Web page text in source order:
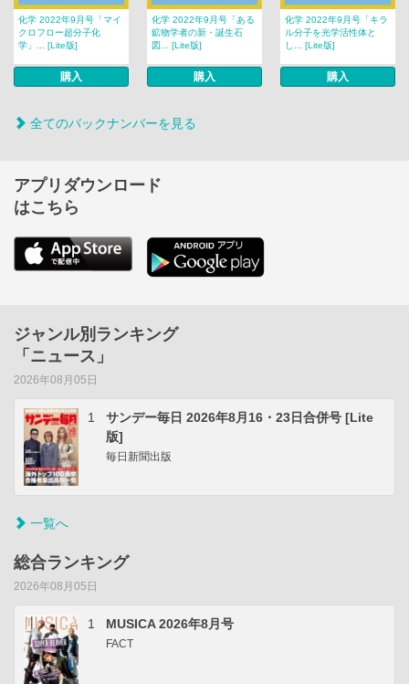
化学 2022年9月号「マイ
クロフロー超分子化
学」... [Lite版]
購入
化学 2022年9月号「ある
鉱物学者の新・誕生石
図... [Lite版]
購入
化学 2022年9月号「キラ
ル分子を光学活性体と
し... [Lite版]
購入
全てのバックナンバーを見る
アプリダウンロード
はこちら
ジャンル別ランキング
「ニュース」
2026年08月05日
1
サンデー毎日 2026年8月16・23日合併号 [Lite
版]
毎日新聞出版
一覧へ
総合ランキング
2026年08月05日
1 MUSICA 2026年8月号
FACT